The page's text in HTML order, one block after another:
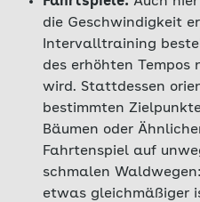
die Geschwindigkeit
Intervalltraining
des erhöhten
wird. Stattdessen
bestimmten
Bäumen oder
Fahrtenspiel auf
schmalen
etwas gleichmäßiger